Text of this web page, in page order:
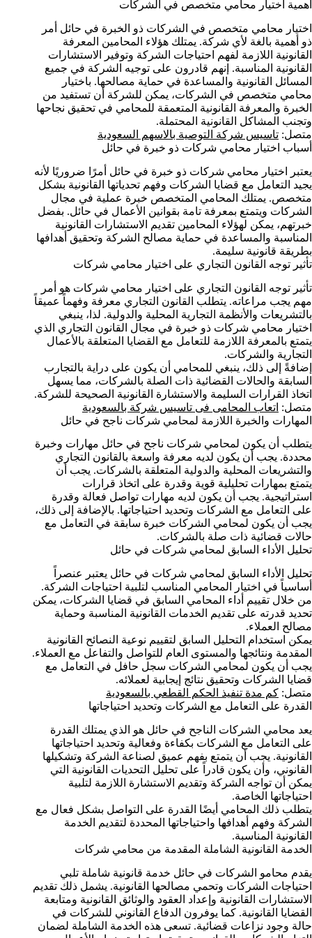
اهمية اختيار محامي متخصص في الشركات
اختيار محامي متخصص في الشركات ذو الخبرة في حائل أمر
ذو أهمية بالغة لأي شركة. يمتلك هؤلاء المحامين المعرفة
القانونية اللازمة لفهم احتياجات الشركة وتوفير الاستشارات
القانونية المناسبة. إنهم قادرون على توجيه الشركة في جميع
المسائل القانونية والمساعدة في حماية مصالحها. باختيار
محامي متخصص في الشركات، يمكن للشركة أن تستفيد من
الخبرة والمعرفة القانونية المتعمقة للمحامي في تحقيق نجاحها
وتجنب المشاكل القانونية المحتملة.
متصل: تاسيس شركة التوصية بالاسهم السعودية
أسباب اختيار محامي شركات ذو خبرة في حائل
يعتبر اختيار محامي شركات ذو خبرة في حائل أمرًا ضروريًا لأنه
يجيد التعامل مع قضايا الشركات وفهم تحدياتها القانونية بشكل
متخصص. يمتلك المحامي المتخصص خبرة عملية في مجال
الشركات ويتمتع بمعرفة تامة بقوانين الأعمال في حائل. بفضل
خبرتهم، يمكن لهؤلاء المحامين تقديم الاستشارات القانونية
المناسبة والمساعدة في حماية مصالح الشركة وتحقيق أهدافها
بطريقة قانونية سليمة.
تأثير توجه القانون التجاري على اختيار محامي شركات
تأثير توجه القانون التجاري على اختيار محامي شركات هو أمر
مهم يجب مراعاته. يتطلب القانون التجاري معرفة وفهماً عميقاً
بالتشريعات والأنظمة التجارية المحلية والدولية. لذا، ينبغي
اختيار محامي شركات ذو خبرة في مجال القانون التجاري الذي
يتمتع بالمعرفة اللازمة للتعامل مع القضايا المتعلقة بالأعمال
التجارية والشركات.
إضافةً إلى ذلك، ينبغي للمحامي أن يكون على دراية بالتجارب
السابقة والحالات القضائية ذات الصلة بالشركات، مما يسهل
اتخاذ القرارات السليمة والاستشارة القانونية الصحيحة للشركة.
متصل: اتعاب المحامى فى تاسيس شركة بالسعودية
المهارات والخبرة اللازمة لمحامي شركات ناجح في حائل
يتطلب أن يكون لمحامي شركات ناجح في حائل مهارات وخبرة
محددة. يجب أن يكون لديه معرفة واسعة بالقانون التجاري
والتشريعات المحلية والدولية المتعلقة بالشركات. يجب أن
يتمتع بمهارات تحليلية قوية وقدرة على اتخاذ قرارات
استراتيجية. يجب أن يكون لديه مهارات تواصل فعالة وقدرة
على التعامل مع الشركات وتحديد احتياجاتها. بالإضافة إلى ذلك،
يجب أن يكون لمحامي الشركات خبرة سابقة في التعامل مع
حالات قضائية ذات صلة بالشركات.
تحليل الأداء السابق لمحامي شركات في حائل
تحليل الأداء السابق لمحامي شركات في حائل يعتبر عنصراً
أساسياً في اختيار المحامي المناسب لتلبية احتياجات الشركة.
من خلال تقييم أداء المحامي السابق في قضايا الشركات، يمكن
تحديد قدرته على تقديم الخدمات القانونية المناسبة وحماية
مصالح العملاء.
يمكن استخدام التحليل السابق لتقييم نوعية النصائح القانونية
المقدمة ونتائجها والمستوى العام للتواصل والتفاعل مع العملاء.
يجب أن يكون لمحامي الشركات سجل حافل في التعامل مع
قضايا الشركات وتحقيق نتائج إيجابية لعملائه.
متصل: كم مدة تنفيذ الحكم القطعي بالسعودية
القدرة على التعامل مع الشركات وتحديد احتياجاتها
يعد محامي الشركات الناجح في حائل هو الذي يمتلك القدرة
على التعامل مع الشركات بكفاءة وفعالية وتحديد احتياجاتها
القانونية. يجب أن يتمتع بفهم عميق لصناعة الشركة وتشكيلها
القانوني، وأن يكون قادراً على تحليل التحديات القانونية التي
يمكن أن تواجه الشركة وتقديم الاستشارة اللازمة لتلبية
احتياجاتها الخاصة.
يتطلب ذلك المحامي أيضًا القدرة على التواصل بشكل فعال مع
الشركة وفهم أهدافها واحتياجاتها المحددة لتقديم الخدمة
القانونية المناسبة.
الخدمة القانونية الشاملة المقدمة من محامي شركات
يقدم محامو الشركات في حائل خدمة قانونية شاملة تلبي
احتياجات الشركات وتحمي مصالحها القانونية. يشمل ذلك تقديم
الاستشارات القانونية وإعداد العقود والوثائق القانونية ومتابعة
القضايا القانونية. كما يوفرون الدفاع القانوني للشركات في
حالة وجود نزاعات قضائية. تسعى هذه الخدمة الشاملة لضمان